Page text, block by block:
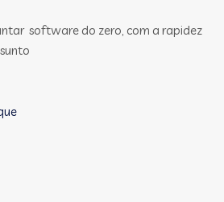
software do zero, com a rapidez